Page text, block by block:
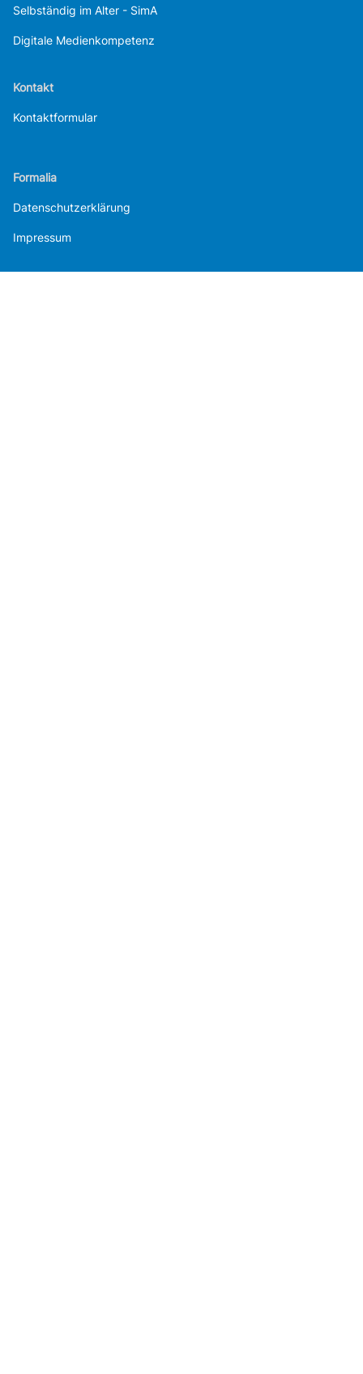
Selbständig im Alter - SimA
Digitale Medienkompetenz
Kontakt
Kontaktformular
Formalia
Datenschutzerklärung
Impressum